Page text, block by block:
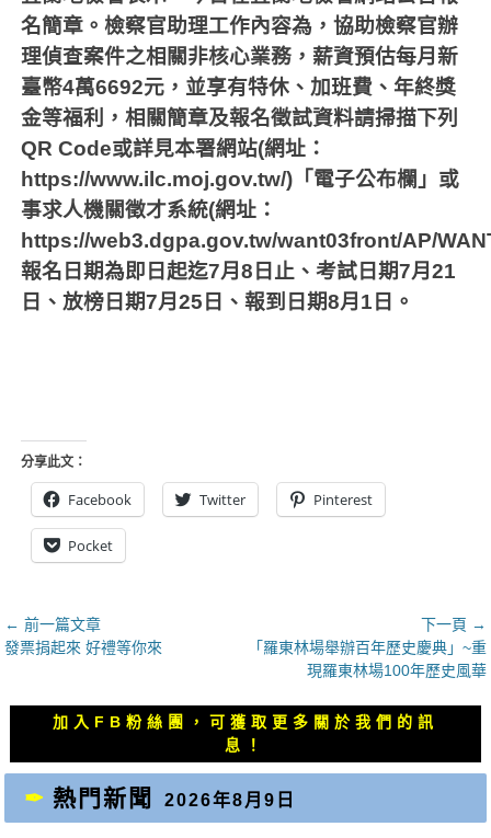
名簡章。檢察官助理工作內容為，協助檢察官辦
理偵查案件之相關非核心業務，薪資預估每月新
臺幣4萬6692元，並享有特休、加班費、年終獎
金等福利，相關簡章及報名徵試資料請掃描下列
QR Code或詳見本署網站(網址：
https://www.ilc.moj.gov.tw/) 「電子公布欄」或
事求人機關徵才系統(網址：
https://web3.dgpa.gov.tw/want03front/AP/
報名日期為即日起迄7月8 日止、考試日期7月21
日、放榜日期7月25 日、報到日期8月 1 日。
分享此文：
Facebook Twitter Pinterest
Pocket
文
章
覽
← 前一篇文章
上
發票捐起來 好禮等你來
下一頁 →
下
文
章：
「羅東林場舉辦百年歷史慶典」~重
現羅東林場100年歷史風華
加入FB粉絲團，可獲取更多關於我們的訊
息！
熱門新聞 2026年8月9日